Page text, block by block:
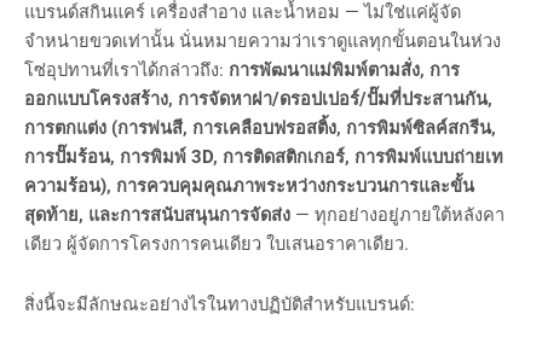
แบรนด์สกินแคร์ เครื่องสำอาง และน้ำหอม — ไม่ใช่แค่ผู้จัด
จำหน่ายขวดเท่านั้น นั่นหมายความว่าเราดูแลทุกขั้นตอนในห่วง
โซ่อุปทานที่เราได้กล่าวถึง: การพัฒนาแม่พิมพ์ตามสั่ง, การ
ออกแบบโครงสร้าง, การจัดหาฝา/ดรอปเปอร์/ปั๊มที่ประสานกัน,
การตกแต่ง (การพ่นสี, การเคลือบฟรอสติ้ง, การพิมพ์ซิลค์สกรีน,
การปั๊มร้อน, การพิมพ์ 3D, การติดสติกเกอร์, การพิมพ์แบบถ่ายเท
ความร้อน), การควบคุมคุณภาพระหว่างกระบวนการและขั้น
สุดท้าย, และการสนับสนุนการจัดส่ง — ทุกอย่างอยู่ภายใต้หลังคา
เดียว ผู้จัดการโครงการคนเดียว ใบเสนอราคาเดียว.
สิ่งนี้จะมีลักษณะอย่างไรในทางปฏิบัติสำหรับแบรนด์: